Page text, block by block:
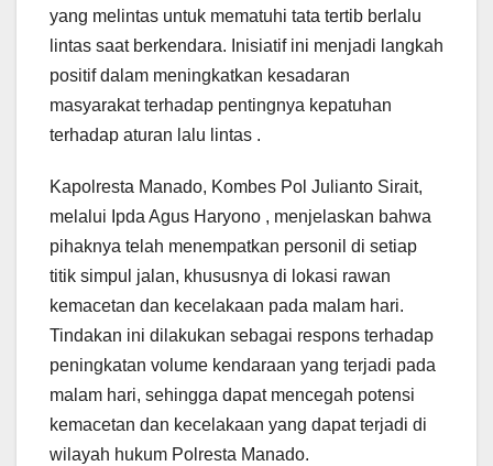
yang melintas untuk mematuhi tata tertib berlalu
lintas saat berkendara. Inisiatif ini menjadi langkah
positif dalam meningkatkan kesadaran
masyarakat terhadap pentingnya kepatuhan
terhadap aturan lalu lintas .
Kapolresta Manado, Kombes Pol Julianto Sirait,
melalui Ipda Agus Haryono , menjelaskan bahwa
pihaknya telah menempatkan personil di setiap
titik simpul jalan, khususnya di lokasi rawan
kemacetan dan kecelakaan pada malam hari.
Tindakan ini dilakukan sebagai respons terhadap
peningkatan volume kendaraan yang terjadi pada
malam hari, sehingga dapat mencegah potensi
kemacetan dan kecelakaan yang dapat terjadi di
wilayah hukum Polresta Manado.